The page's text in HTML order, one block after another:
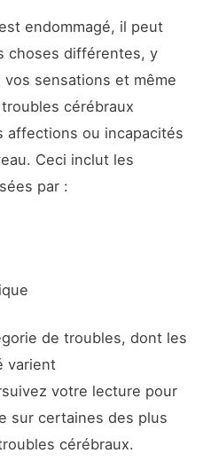
endommagé, il peut
choses différentes, y
sensations et même
cérébraux
affections ou incapacités
Ceci inclut les
par :
de troubles, dont les
varient
votre lecture pour
sur certaines des plus
cérébraux.